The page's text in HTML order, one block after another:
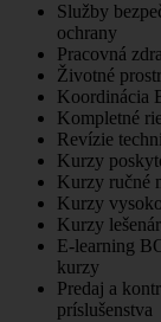
Služby
ochrany
Pracovná
Životné
Koordinácia
Kompletné
Revízie
Kurzy
Kurzy ručné
Kurzy
Kurzy
E-learning
kurzy
Predaj a
príslušenstva